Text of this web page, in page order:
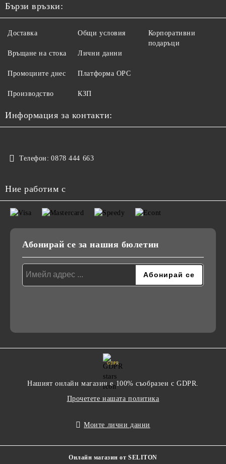
Бързи връзки:
Доставка
Връщане на стока
Промоциите днес
Производство
Общи условия
Лични данни
Платформа ОРС
КЗП
Корпоративни
подаръци
Информация за контакти:
Телефон: 0878 444 663
Ние работим с
Абонирай се за нашия бюлетин
GDPR
Нашият онлайн магазин е 100% съобразен с GDPR.
Прочетете нашата политика
Моите лични данни
Онлайн магазин от SELITON